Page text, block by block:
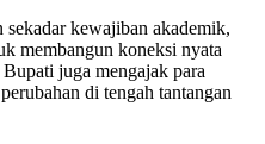
kewajiban akademik,
membangun koneksi nyata
juga mengajak para
di tengah tantangan